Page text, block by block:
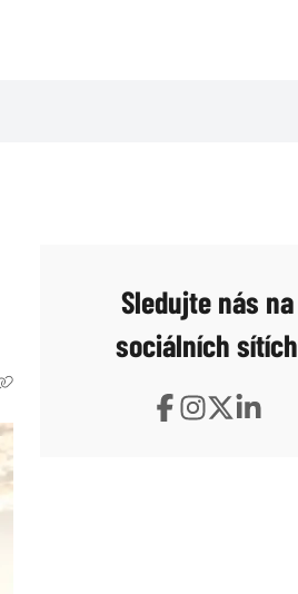
Sledujte nás na
sociálních sítích